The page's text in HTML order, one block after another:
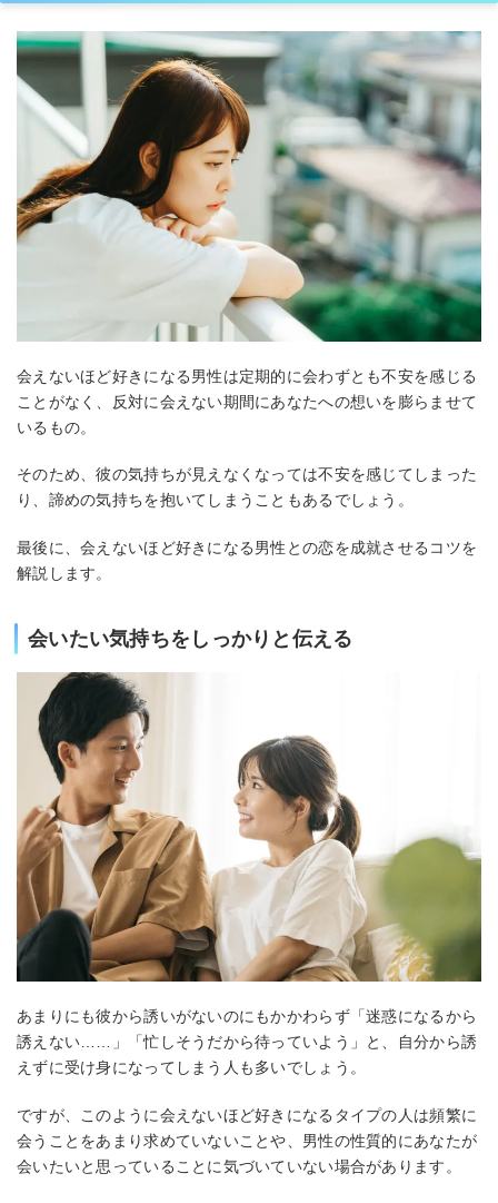
会えないほど好きになる男性は定期的に会わずとも不安を感じる
ことがなく、反対に会えない期間にあなたへの想いを膨らませて
いるもの。
そのため、彼の気持ちが見えなくなっては不安を感じてしまった
り、諦めの気持ちを抱いてしまうこともあるでしょう。
最後に、会えないほど好きになる男性との恋を成就させるコツを
解説します。
会いたい気持ちをしっかりと伝える
あまりにも彼から誘いがないのにもかかわらず「迷惑になるから
誘えない……」「忙しそうだから待っていよう」と、自分から誘
えずに受け身になってしまう人も多いでしょう。
ですが、このように会えないほど好きになるタイプの人は頻繁に
会うことをあまり求めていないことや、男性の性質的にあなたが
会いたいと思っていることに気づいていない場合があります。